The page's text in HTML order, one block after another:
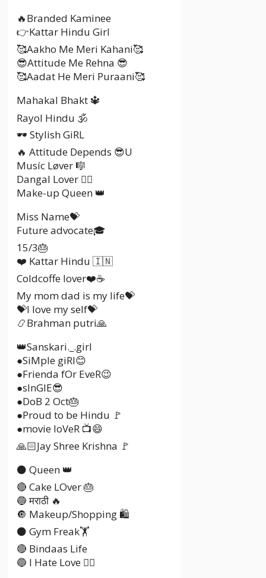
🔥Branded Kaminee
👉Kattar Hindu Girl
🥰Aakho Me Meri Kahani🥰
😎Attitude Me Rehna 😎
🥰Aadat He Meri Puraani🥰
Mahakal Bhakt 🔱
Rayol Hindu 🕉️
🕶️ Stylish GiRL
🔥 Attitude Depends 😎U
Musíc Løver 🎼
Dangal Lover 🤼‍♂️
Make-up Queen 👑
Miss Name💝
Future advocate🎓
15/3🎂
❤️ Kattar Hindu 🇮🇳
Coldcoffe lover❤️☕
My mom dad is my life💝
💝I love my self💝
📿Brahman putri🙏
👑Sanskari._.girl
●SiMple giRl😊
●Frienda fOr EveR😉
●sInGlE😎
●DoB 2 Oct🎂
●Proud to be Hindu 🚩
●movie loVeR 📺😄
🙏🏻Jay Shree Krishna 🚩
⚫ Queen 👑
🔴 Cake LOver 🎂
🔵 मराठी 🔥
🔘 Makeup/Shopping 🛍️
⚫ Gym Freak🏋️
🔴 Bindaas Life
🔵 I Hate Love ❤️‍🔥